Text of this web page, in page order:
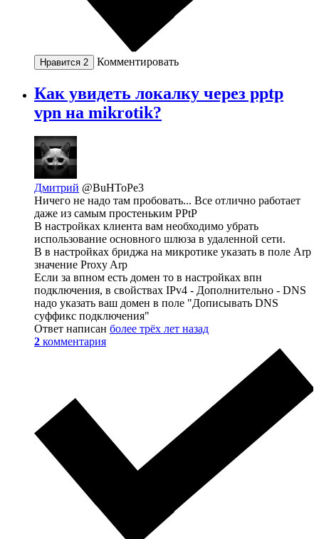
Нравится 2 Комментировать
Как увидеть локалку через pptp
vpn на mikrotik?
Дмитрий @BuHToPe3
Ничего не надо там пробовать... Все отлично работает
даже из самым простеньким PPtP
В настройках клиента вам необходимо убрать
использование основного шлюза в удаленной сети.
В в настройках бриджа на микротике указать в поле Arp
значение Proxy Arp
Если за впном есть домен то в настройках впн
подключения, в свойствах IPv4 - Дополнительно - DNS
надо указать ваш домен в поле "Дописывать DNS
суффикс подключения"
Ответ написан более трёх лет назад
2 комментария